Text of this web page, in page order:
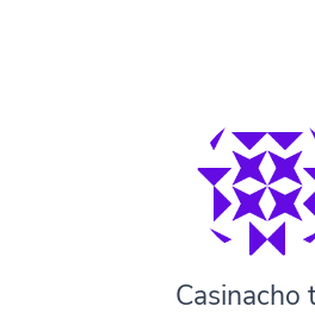
Casinacho